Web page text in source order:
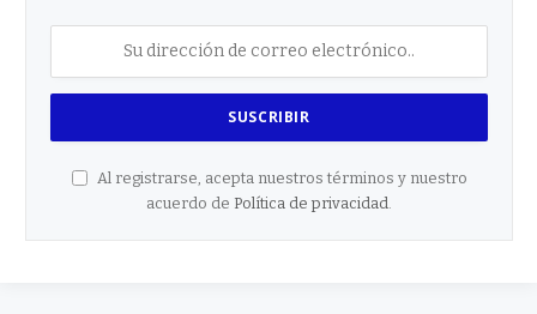
Al registrarse, acepta nuestros términos y nuestro
acuerdo de Política de privacidad